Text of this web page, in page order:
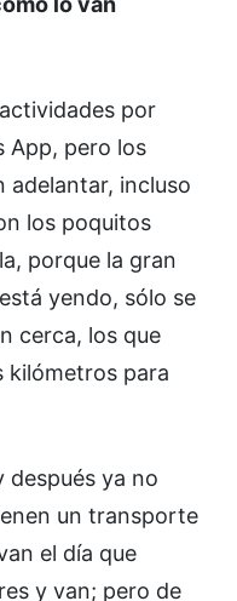
por
App, pero los
adelantar, incluso
los poquitos
porque la gran
yendo, sólo se
cerca, los que
kilómetros para
después ya no
un transporte
el día que
y van; pero de